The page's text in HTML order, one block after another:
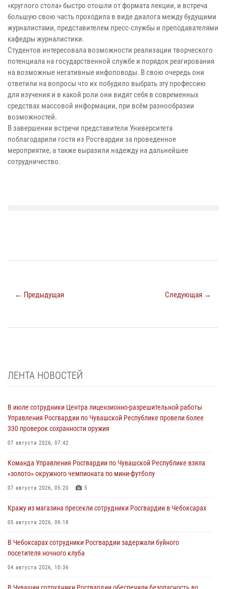
«круглого стола» быстро отошли от формата лекции, и встреча
большую свою часть проходила в виде диалога между будущими
журналистами, представителем пресс-службы и преподавателями
кафедры журналистики.
Студентов интересовала возможности реализации творческого
потенциала на государственной службе и порядок реагирования
на возможные негативные инфоповоды. В свою очередь они
ответили на вопросы что их побудило выбрать эту профессию
для изучения и в какой роли они видят себя в современных
средствах массовой информации, при всём разнообразии
возможностей.
В завершении встречи представители Университета
поблагодарили гостя из Росгвардии за проведенное
мероприятие, а также выразили надежду на дальнейшее
сотрудничество.
← Предыдущая Следующая →
ЛЕНТА НОВОСТЕЙ
В июле сотрудники Центра лицензионно-разрешительной работы
Управления Росгвардии по Чувашской Республике провели более
330 проверок сохранности оружия
07 августа 2026, 07:42
Команда Управления Росгвардии по Чувашской Республике взяла
«золото» окружного чемпионата по мини-футболу
07 августа 2026, 05:20 5
Кражу из магазина пресекли сотрудники Росгвардии в Чебоксарах
05 августа 2026, 09:18
В Чебоксарах сотрудники Росгвардии задержали буйного
посетителя ночного клуба
04 августа 2026, 10:36